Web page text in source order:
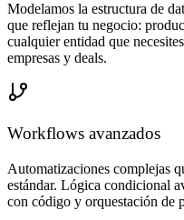
Modelamos la estructura de
que reflejan tu negocio:
cualquier entidad que
empresas y deals.
Workflows avanzados
Automatizaciones complejas
estándar. Lógica condicional
con código y orquestación de